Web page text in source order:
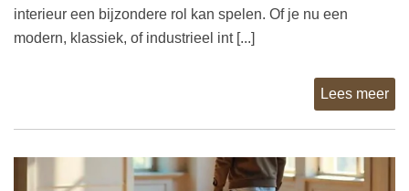
interieur een bijzondere rol kan spelen. Of je nu een
modern, klassiek, of industrieel int [...]
Lees meer